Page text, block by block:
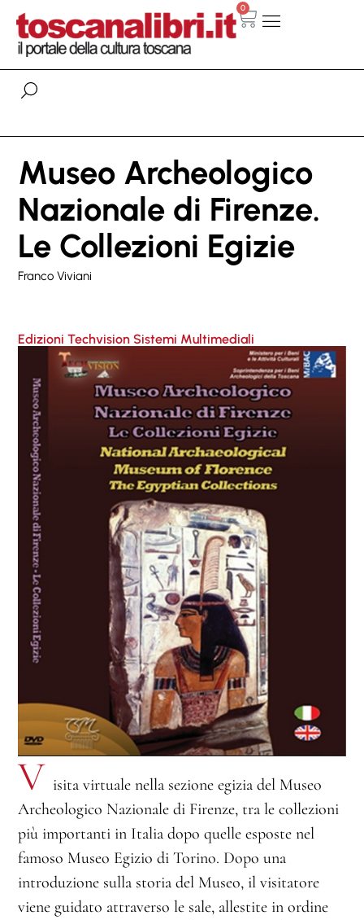
0
Museo Archeologico
Nazionale di Firenze.
Le Collezioni Egizie
Franco Viviani
Edizioni Techvision Sistemi Multimediali
V isita virtuale nella sezione egizia del Museo
Archeologico Nazionale di Firenze, tra le collezioni
più importanti in Italia dopo quelle esposte nel
famoso Museo Egizio di Torino. Dopo una
introduzione sulla storia del Museo, il visitatore
viene guidato attraverso le sale, allestite in ordine